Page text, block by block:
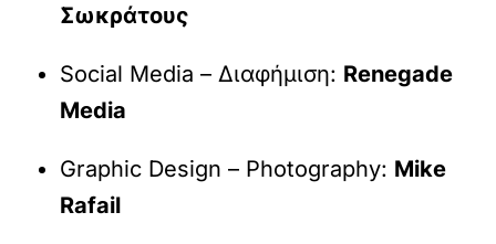
Σωκράτους
Social Media – Διαφήμιση: Renegade
Media
Graphic Design – Photography: Mike
Rafail